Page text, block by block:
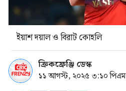
ইয়াশ দয়াল ও বিরাট কোহলি
ক্রিকফ্রেঞ্জি ডেস্ক
১১ আগস্ট, ২০২৫ ৩:১০ পিএম